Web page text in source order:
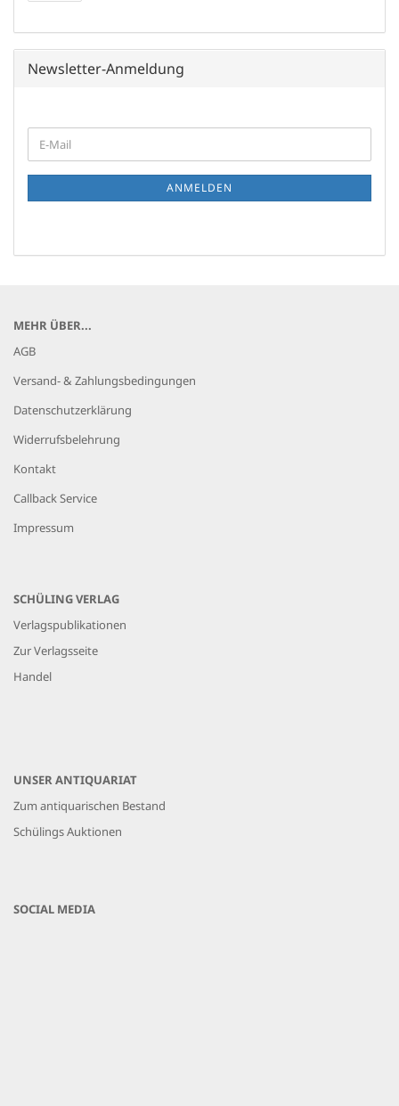
Newsletter-Anmeldung
ZUR
NEWSLETTER-
E-
Mail
ANMELDEN
MEHR ÜBER...
AGB
Versand- & Zahlungsbedingungen
Datenschutzerklärung
Widerrufsbelehrung
Kontakt
Callback Service
Impressum
SCHÜLING VERLAG
Verlagspublikationen
Zur Verlagsseite
Handel
UNSER ANTIQUARIAT
Zum antiquarischen Bestand
Schülings Auktionen
SOCIAL MEDIA